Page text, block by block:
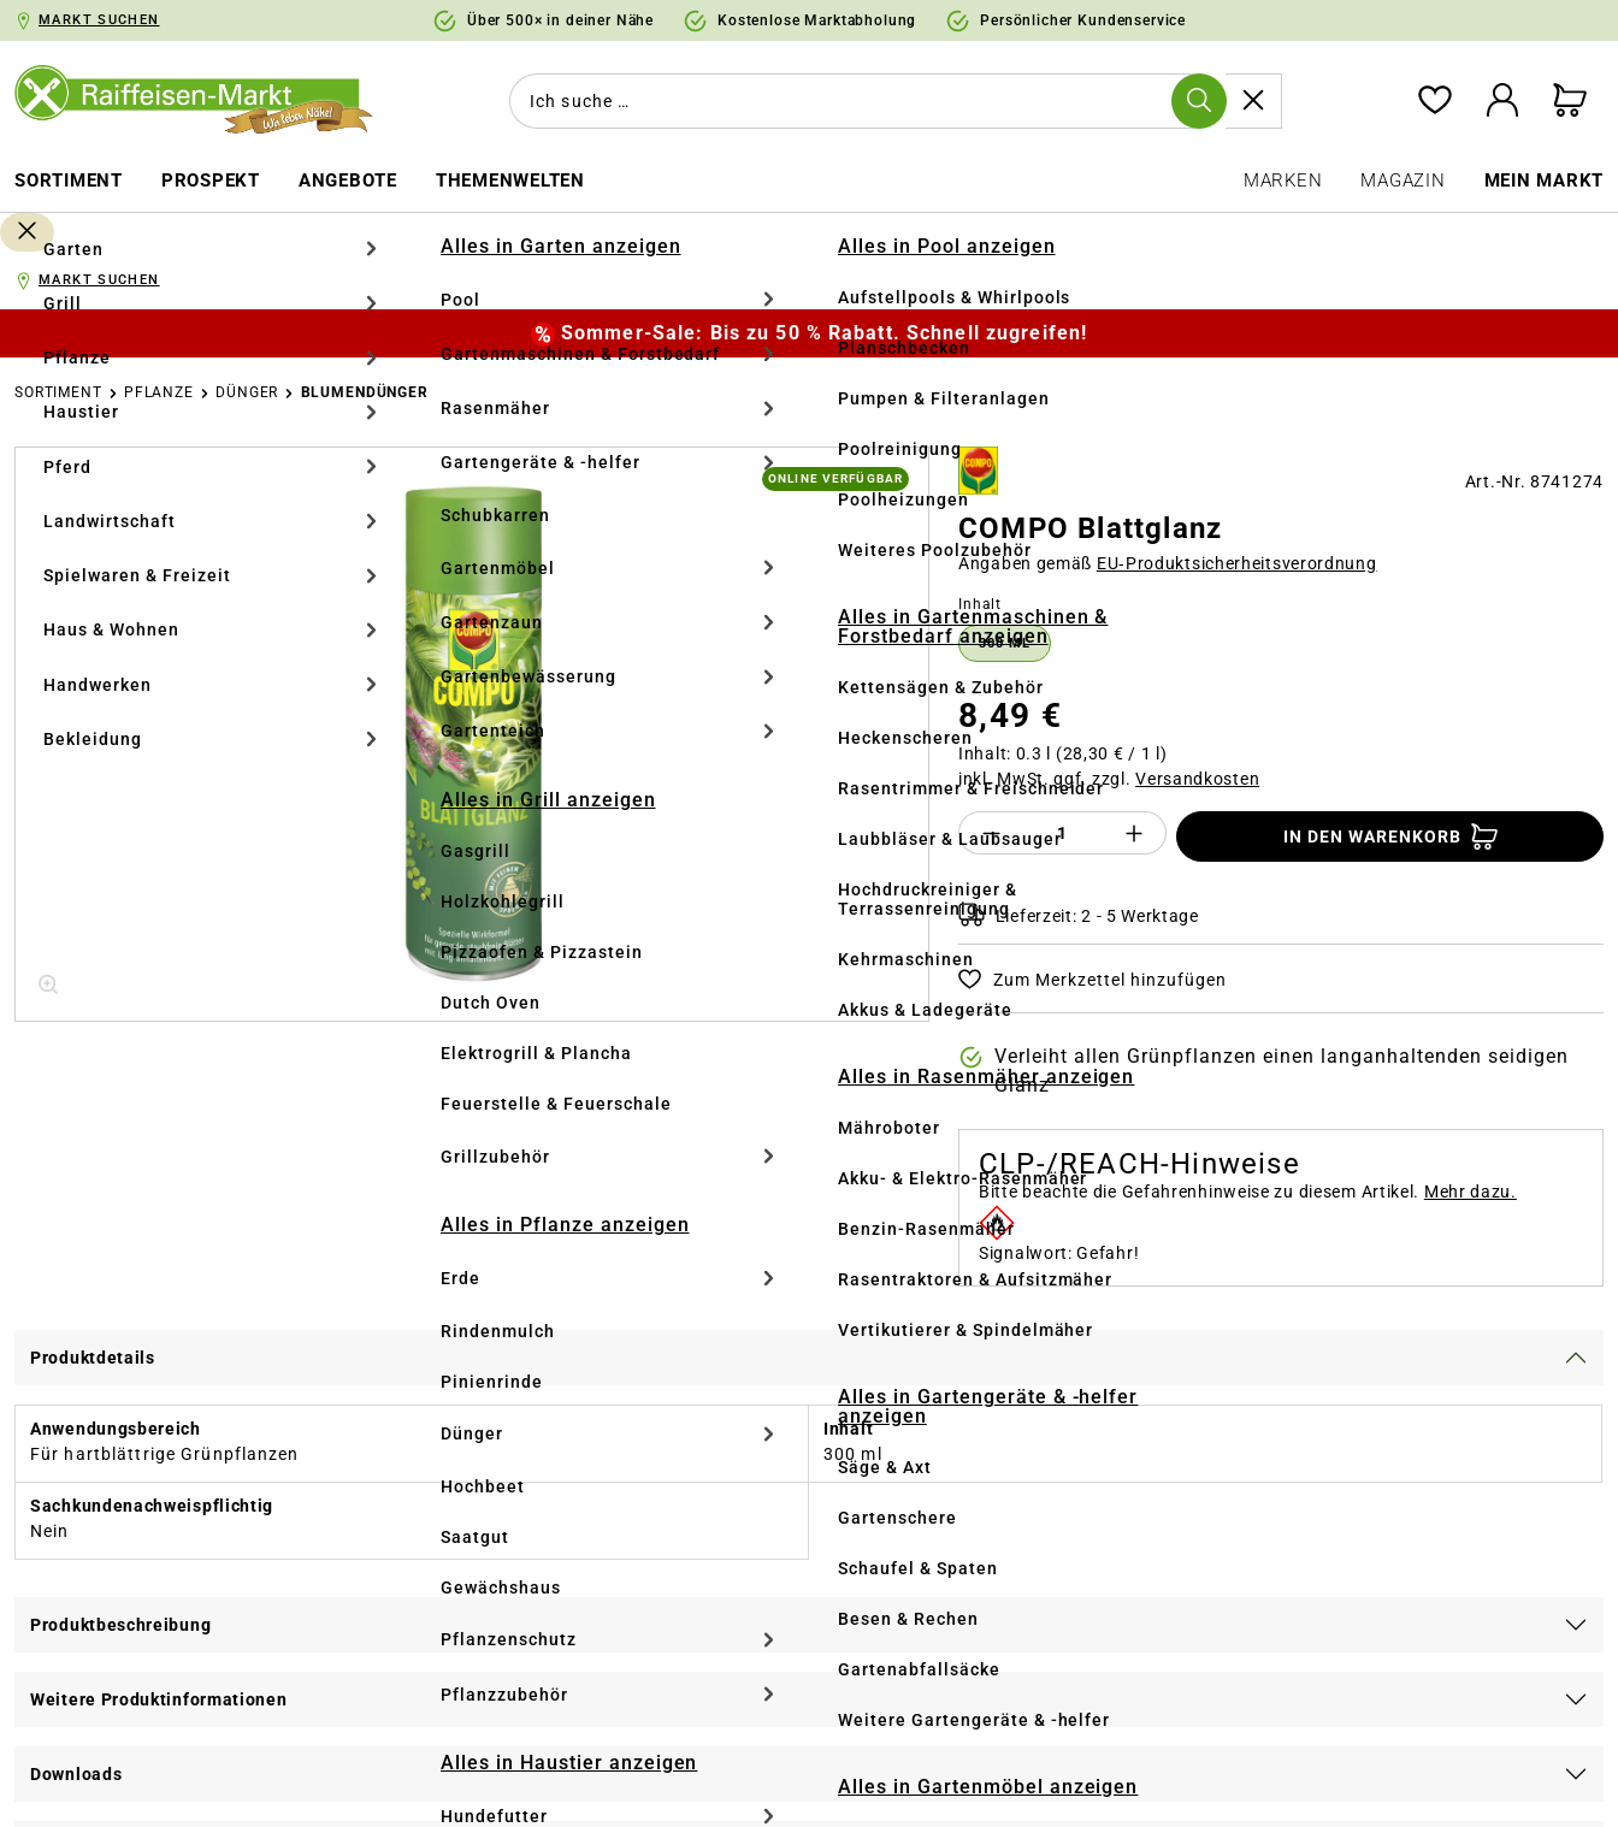
Zur Hauptnavigation springen
MARKT SUCHEN Über 500× in deiner Nähe Kostenlose Marktabholung Persönlicher Kundenservice
SORTIMENT PROSPEKT ANGEBOTE THEMENWELTEN MARKEN MAGAZIN MEIN MARKT
Garten
Grill
Pflanze
Haustier
Pferd
Landwirtschaft
Spielwaren & Freizeit
Haus & Wohnen
Handwerken
Bekleidung
Alles in Garten anzeigen
Pool
Gartenmaschinen & Forstbedarf
Rasenmäher
Gartengeräte & -helfer
Schubkarren
Gartenmöbel
Gartenzaun
Gartenbewässerung
Gartenteich
Alles in Grill anzeigen
Gasgrill
Holzkohlegrill
Pizzaofen & Pizzastein
Dutch Oven
Elektrogrill & Plancha
Feuerstelle & Feuerschale
Grillzubehör
Alles in Pflanze anzeigen
Erde
Rindenmulch
Pinienrinde
Dünger
Hochbeet
Saatgut
Gewächshaus
Pflanzenschutz
Pflanzzubehör
Alles in Haustier anzeigen
Hundefutter
Alles in Pool anzeigen
Aufstellpools & Whirlpools
Planschbecken
Pumpen & Filteranlagen
Poolreinigung
Poolheizungen
Weiteres Poolzubehör
Alles in Gartenmaschinen &
Forstbedarf anzeigen
Kettensägen & Zubehör
Heckenscheren
Rasentrimmer & Freischneider
Laubbläser & Laubsauger
Hochdruckreiniger &
Terrassenreinigung
Kehrmaschinen
Akkus & Ladegeräte
Alles in Rasenmäher anzeigen
Mähroboter
Akku- & Elektro-Rasenmäher
Benzin-Rasenmäher
Rasentraktoren & Aufsitzmäher
Vertikutierer & Spindelmäher
Alles in Gartengeräte & -helfer
anzeigen
Säge & Axt
Gartenschere
Schaufel & Spaten
Besen & Rechen
Gartenabfallsäcke
Weitere Gartengeräte & -helfer
Alles in Gartenmöbel anzeigen
MARKT SUCHEN
Sommer-Sale: Bis zu 50 % Rabatt. Schnell zugreifen!
SORTIMENT PFLANZE DÜNGER BLUMENDÜNGER
Bildergalerie überspringen
ONLINE VERFÜGBAR Art.-Nr. 8741274
COMPO Blattglanz
Angaben gemäß EU‑Produktsicherheitsverordnung
Inhalt
300 ML
8,49 €
Inhalt: 0.3 l (28,30 € / 1 l)
inkl. MwSt. ggf. zzgl.Versandkosten
Produkt Anzahl des Produktes "%product%":
IN DEN WARENKORB
Lieferzeit: 2 - 5 Werktage
Zum Merkzettel hinzufügen
Verleiht allen Grünpflanzen einen langanhaltenden seidigen
Glanz
CLP-/REACH-Hinweise
Bitte beachte die Gefahrenhinweise zu diesem Artikel. Mehr dazu.
Signalwort: Gefahr!
Produktdetails
Anwendungsbereich
Für hartblättrige Grünpflanzen
Inhalt
300 ml
Sachkundenachweispflichtig
Nein
Produktbeschreibung
Weitere Produktinformationen
Downloads